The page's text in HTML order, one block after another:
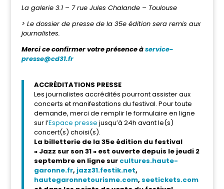
La galerie 3.1 – 7 rue Jules Chalande – Toulouse
> Le dossier de presse de la 35e édition sera remis aux
journalistes.
Merci ce confirmer votre présence àservice-
presse@cd31.fr
ACCRÉDITATIONS PRESSE
Les journalistes accrédités pourront assister aux
concerts et manifestations du festival. Pour toute
demande, merci de remplir le formulaire en ligne
sur l’Espace presse jusqu’à 24h avant le(s)
concert(s) choisi(s).
La billetterie de la 35e édition du festival
« Jazz sur son 31 » est ouverte depuis le jeudi 2
septembre en ligne sur cultures.haute-
garonne.fr, jazz31.festik.net,
hautegaronnetourisme.com, seetickets.com